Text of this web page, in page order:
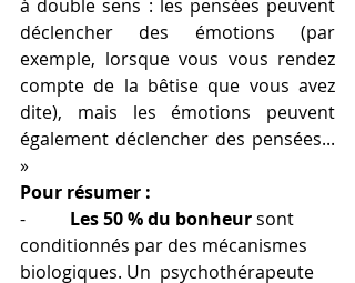
à double sens : les pensées peuvent
déclencher des émotions (par
exemple, lorsque vous vous rendez
compte de la bêtise que vous avez
dite), mais les émotions peuvent
également déclencher des pensées...
»
Pour résumer :
- Les 50 % du bonheur sont
conditionnés par des mécanismes
biologiques. Un  psychothérapeute